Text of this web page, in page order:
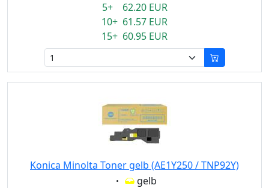
5+ 62.20 EUR
10+ 61.57 EUR
15+ 60.95 EUR
Konica Minolta Toner gelb (AE1Y250 / TNP92Y)
Eigenschaft:
gelb